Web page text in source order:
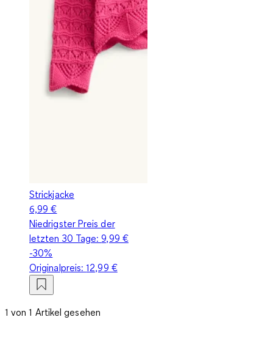
Strickjacke
6,99 €
Niedrigster Preis der
letzten 30 Tage:9,99 €
-30%
Originalpreis:12,99 €
1 von 1 Artikel gesehen